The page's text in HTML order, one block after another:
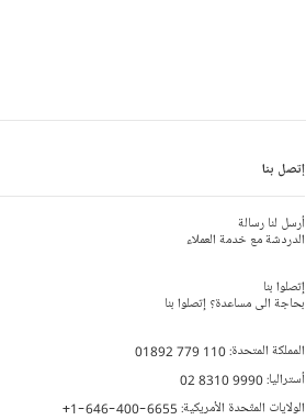
إتصل بنا
أرسل لنا رسالة
الدردشة مع خدمة العملاء
إتصلوا بنا
بحاجة الى مساعدة؟ إتصلوا بنا
المملكة المتحدة:01892 779 110
أستراليا:02 8310 9990
الولايات المتّحدة الأمريكية: +1-646-400-6655